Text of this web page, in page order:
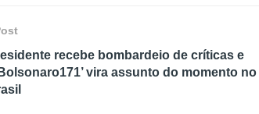
recebe bombardeio de críticas e
vira assunto do momento no